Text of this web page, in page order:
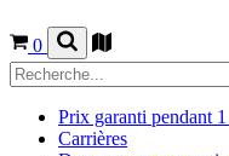
0
Prix garanti pendant 1
Carrières